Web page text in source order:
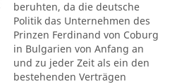
beruhten, da die deutsche
Politik das Unternehmen des
Prinzen Ferdinand von Coburg
in Bulgarien von Anfang an
und zu jeder Zeit als ein den
bestehenden Verträgen